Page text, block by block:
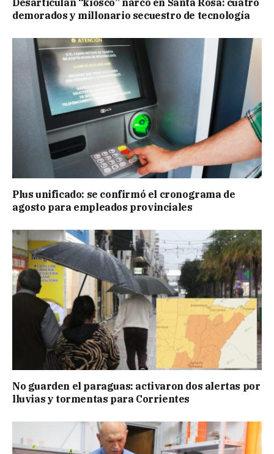
demorados y millonario secuestro de tecnología
Plus unificado: se confirmó el cronograma de
agosto para empleados provinciales
No guarden el paraguas: activaron dos alertas por
lluvias y tormentas para Corrientes